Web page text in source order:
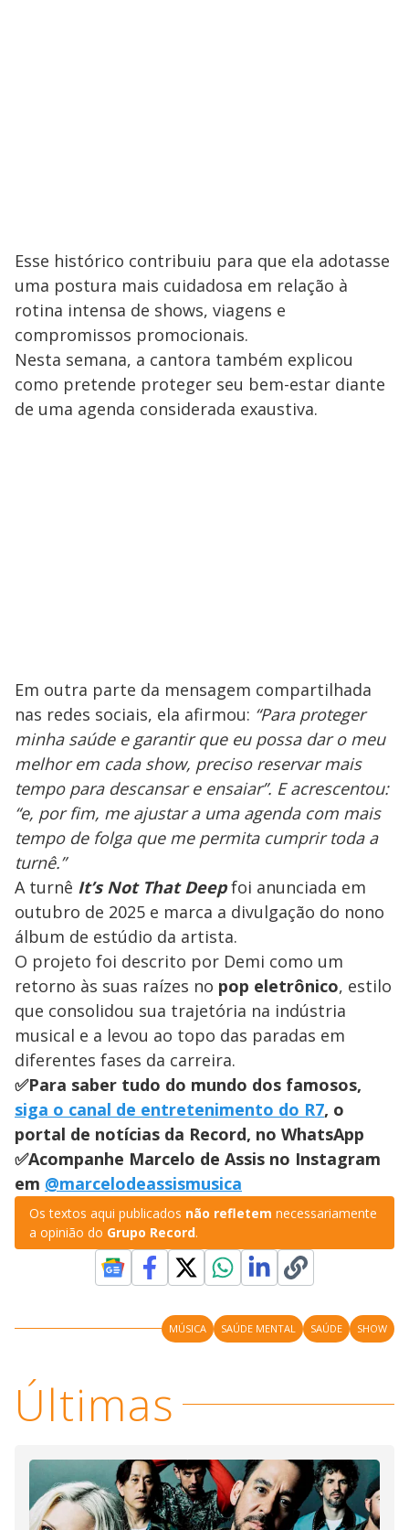
Esse histórico contribuiu para que ela adotasse
uma postura mais cuidadosa em relação à
rotina intensa de shows, viagens e
compromissos promocionais.
Nesta semana, a cantora também explicou
como pretende proteger seu bem-estar diante
de uma agenda considerada exaustiva.
Em outra parte da mensagem compartilhada
nas redes sociais, ela afirmou: “Para proteger
minha saúde e garantir que eu possa dar o meu
melhor em cada show, preciso reservar mais
tempo para descansar e ensaiar”. E acrescentou:
“e, por fim, me ajustar a uma agenda com mais
tempo de folga que me permita cumprir toda a
turnê.”
A turnê It’s Not That Deepfoi anunciada em
outubro de 2025 e marca a divulgação do nono
álbum de estúdio da artista.
O projeto foi descrito por Demi como um
retorno às suas raízes no pop eletrônico, estilo
que consolidou sua trajetória na indústria
musical e a levou ao topo das paradas em
diferentes fases da carreira.
✅Para saber tudo do mundo dos famosos,
siga o canal de entretenimento do R7, o
portal de notícias da Record, no WhatsApp
✅Acompanhe Marcelo de Assis no Instagram
em @marcelodeassismusica
Os textos aqui publicados não refletem necessariamente
a opinião do Grupo Record.
MÚSICA SAÚDE MENTAL SAÚDE SHOW
Últimas